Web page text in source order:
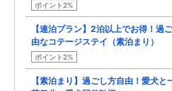
ポイント2%
【連泊プラン】2泊以上でお得！過
由なコテージステイ（素泊まり）
ポイント2%
【素泊まり】過ごし方自由！愛犬と